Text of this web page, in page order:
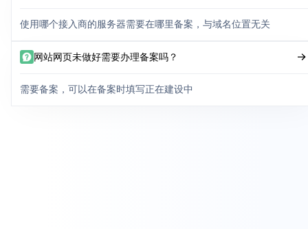
使用哪个接入商的服务器需要在哪里备案，与域名位置无关
网站网页未做好需要办理备案吗？
需要备案，可以在备案时填写正在建设中